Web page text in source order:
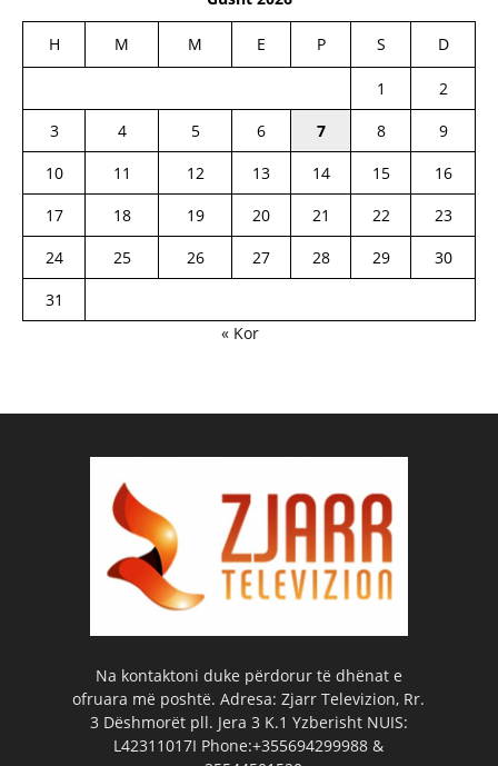
H M M E P S D
1
2
3
4 5 6 7 8
9
10
11 12 13 14 15
16
17
18 19 20 21 22
23
24
25 26 27 28 29
30
31
« Kor
Na kontaktoni duke përdorur të dhënat e
ofruara më poshtë. Adresa: Zjarr Televizion, Rr.
3 Dëshmorët pll. Jera 3 K.1 Yzberisht NUIS:
L42311017I Phone:+355694299988 &